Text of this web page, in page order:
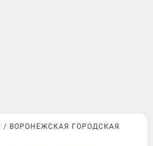
ВОРОНЕЖСКАЯ ГОРОДСКАЯ